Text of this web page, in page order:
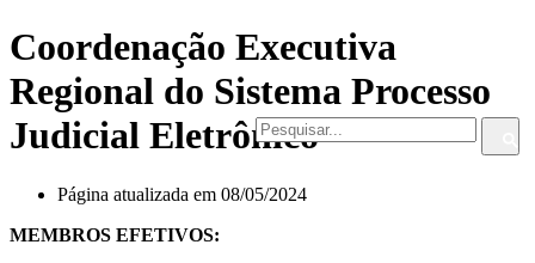
Coordenação Executiva
Regional do Sistema Processo
Judicial Eletrônico
Página atualizada em 08/05/2024
MEMBROS EFETIVOS: